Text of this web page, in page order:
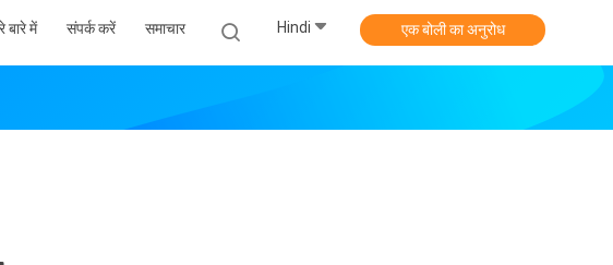
बारे में संपर्क करें समाचार Hindi एक बोली का अनुरोध